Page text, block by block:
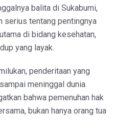
balita di Sukabumi,
serius tentang pentingnya
di bidang kesehatan,
yang layak.
penderitaan yang
meninggal dunia.
bahwa pemenuhan hak
bukan hanya orang tua